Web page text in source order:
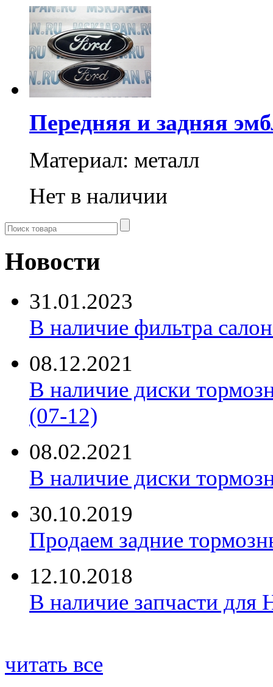
Передняя и задняя
Материал: металл
Нет в наличии
Новости
31.01.2023
В наличие фильтра
08.12.2021
В наличие диски
(07-12)
08.02.2021
В наличие диски
30.10.2019
Продаем задние
12.10.2018
В наличие запчасти для
читать все